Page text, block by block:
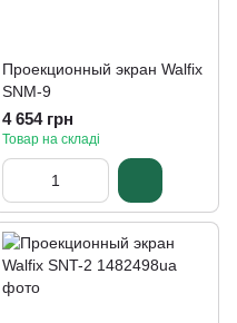
Проекционный экран Walfix
SNM-9
4 654 грн
Товар на складі